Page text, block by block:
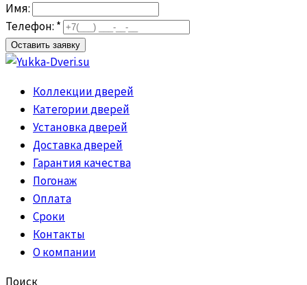
Имя:
Телефон: *
Коллекции дверей
Категории дверей
Установка дверей
Доставка дверей
Гарантия качества
Погонаж
Оплата
Сроки
Контакты
О компании
Поиск